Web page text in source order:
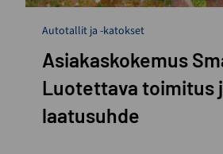
Autotallit ja -katokset
Asiakaskokemus
Luotettava toimitus
laatusuhde